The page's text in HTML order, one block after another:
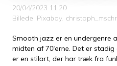
20/04/2023 11:20
Billede: Pixabay,
Smooth jazz er en undergenre
midten af 70'erne. Det er
er en stilart, der har træk fra